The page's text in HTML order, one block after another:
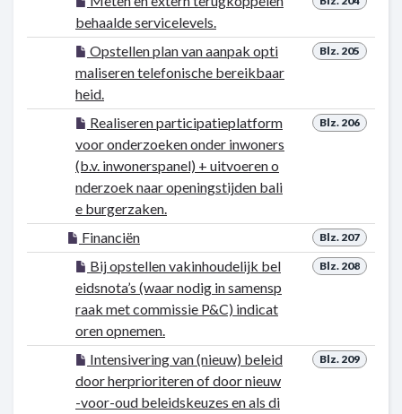
behaalde servicelevels.
Blz. 205
Opstellen plan van aanpak opti
maliseren telefonische bereikbaar
heid.
Blz. 206
Realiseren participatieplatform
voor onderzoeken onder inwoners
(b.v. inwonerspanel) + uitvoeren o
nderzoek naar openingstijden bali
e burgerzaken.
Blz. 207
Financiën
Blz. 208
Bij opstellen vakinhoudelijk bel
eidsnota’s (waar nodig in samensp
raak met commissie P&C) indicat
oren opnemen.
Blz. 209
Intensivering van (nieuw) beleid
door herprioriteren of door nieuw
-voor-oud beleidskeuzes en als di